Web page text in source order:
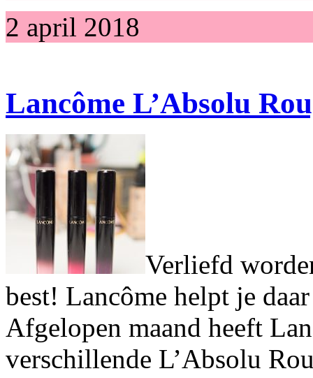
2 april 2018
Lancôme L’Absolu
Verliefd
best! Lancôme helpt je
Afgelopen maand heeft
verschillende L’Absolu